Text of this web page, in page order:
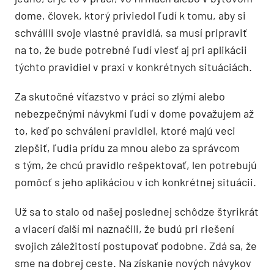
dome, človek, ktorý priviedol ľudí k tomu, aby si
schválili svoje vlastné pravidlá, sa musí pripraviť
na to, že bude potrebné ľudí viesť aj pri aplikácii
týchto pravidiel v praxi v konkrétnych situáciách.
Za skutočné víťazstvo v práci so zlými alebo
nebezpečnými návykmi ľudí v dome považujem až
to, keď po schválení pravidiel, ktoré majú veci
zlepšiť, ľudia prídu za mnou alebo za správcom
s tým, že chcú pravidlo rešpektovať, len potrebujú
pomôcť s jeho aplikáciou v ich konkrétnej situácii.
Už sa to stalo od našej poslednej schôdze štyrikrát
a viacerí ďalší mi naznačili, že budú pri riešení
svojich záležitostí postupovať podobne. Zdá sa, že
sme na dobrej ceste. Na získanie nových návykov